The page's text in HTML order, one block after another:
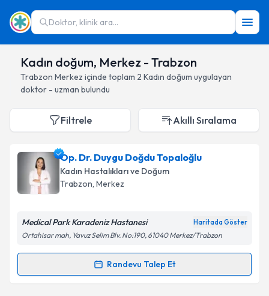
Doktor, klinik ara...
Kadın doğum, Merkez - Trabzon
Trabzon Merkez içinde toplam 2 Kadın doğum uygulayan
doktor - uzman bulundu
Filtrele Akıllı Sıralama
Op. Dr. Duygu Doğdu Topaloğlu
Kadın Hastalıkları ve Doğum
Trabzon, Merkez
Medical Park Karadeniz Hastanesi Haritada Göster
Ortahisar mah, Yavuz Selim Blv. No:190, 61040 Merkez/Trabzon
Randevu Talep Et
Randevu Takvimi Talebi